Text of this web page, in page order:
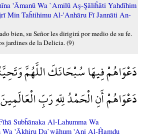
'Āmanū Wa `Amilū Aş-Şāliĥāti Yahdīhim
Min Taĥtihimu Al-'Anhāru Fī Jannāti An-
bien, su Señor les dirigirá por medio de su fe.
jardines de la Delicia. (9)
دَعْوَاهُمْ فِيهَا سُبْحَانَكَ اللَّهُمَّ
دَعْوَاهُمْ أَنِ الْحَمْدُ لِلّهِ رَبِّ الْعَالَمِينَ
Subĥānaka Al-Lahumma Wa
Wa 'Ākhiru Da`wāhum 'Ani Al-Ĥamdu